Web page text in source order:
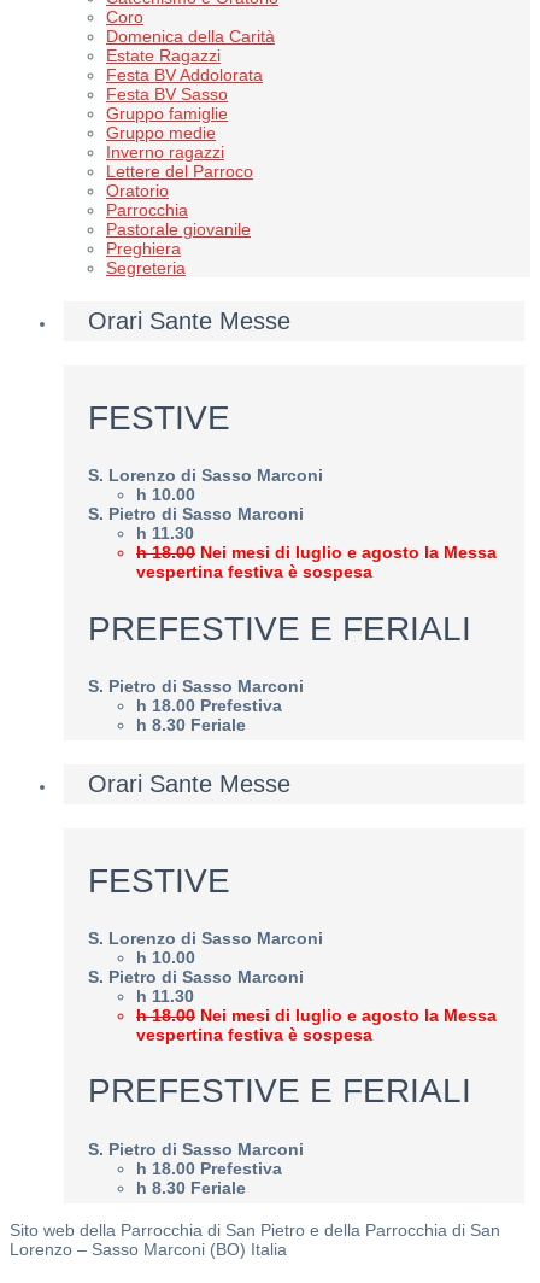
Coro
Domenica della Carità
Estate Ragazzi
Festa BV Addolorata
Festa BV Sasso
Gruppo famiglie
Gruppo medie
Inverno ragazzi
Lettere del Parroco
Oratorio
Parrocchia
Pastorale giovanile
Preghiera
Segreteria
Orari Sante Messe
FESTIVE
S. Lorenzo di Sasso Marconi
h 10.00
S. Pietro di Sasso Marconi
h 11.30
h 18.00 Nei mesi di luglio e agosto la Messa
vespertina festiva è sospesa
PREFESTIVE E FERIALI
S. Pietro di Sasso Marconi
h 18.00 Prefestiva
h 8.30 Feriale
Orari Sante Messe
FESTIVE
S. Lorenzo di Sasso Marconi
h 10.00
S. Pietro di Sasso Marconi
h 11.30
h 18.00 Nei mesi di luglio e agosto la Messa
vespertina festiva è sospesa
PREFESTIVE E FERIALI
S. Pietro di Sasso Marconi
h 18.00 Prefestiva
h 8.30 Feriale
Sito web della Parrocchia di San Pietro e della Parrocchia di San
Lorenzo – Sasso Marconi (BO) Italia